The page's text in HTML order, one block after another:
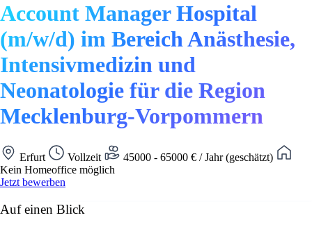
Account Manager Hospital
(m/w/d) im Bereich Anästhesie,
Intensivmedizin und
Neonatologie für die Region
Mecklenburg-Vorpommern
Erfurt Vollzeit
45000 - 65000 € / Jahr (geschätzt)
Kein Homeoffice möglich
Jetzt bewerben
Auf einen Blick